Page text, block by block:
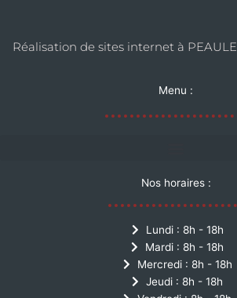
Réalisation de sites internet à PEAULE
Menu :
Nos horaires :
Lundi : 8h - 18h
Mardi : 8h - 18h
Mercredi : 8h - 18h
Jeudi : 8h - 18h